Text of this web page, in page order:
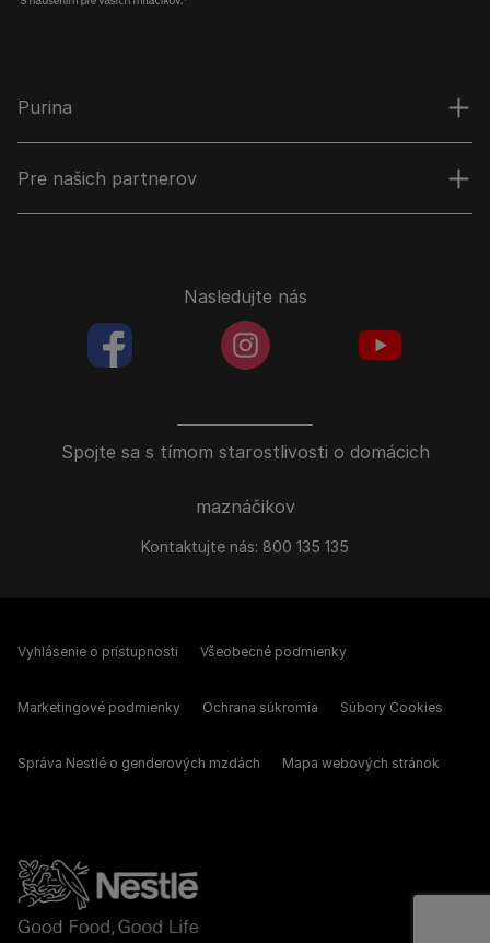
Purina
Pre našich partnerov
Spojte sa s tímom starostlivosti o domácich
maznáčikov
Kontaktujte nás: 800 135 135
Nasledujte nás
facebookColoredinstagramColored
Vyhlásenie o prístupnosti Všeobecné podmienky
Marketingové podmienky Ochrana súkromia Súbory Cookies
Správa Nestlé o genderových mzdách Mapa webových stránok